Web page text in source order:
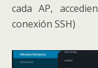
cada AP,
conexión SSH)